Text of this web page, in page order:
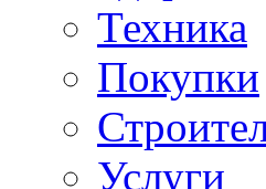
Техника
Покупки
Услуги